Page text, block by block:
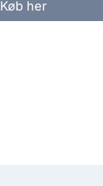
Køb her